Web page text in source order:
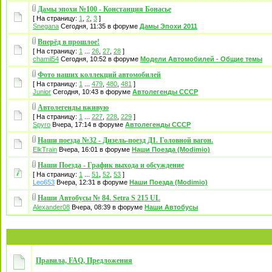
Дамы эпохи №100 - Констанция Бонасье
[ На страницу: 1 2 3 ]
Snegana Сегодня, 11:35 в форуме Дамы Эпохи 2011
Вперёд в прошлое!
[ На страницу: 1 26 27 28 ]
chamil54 Сегодня, 10:52 в форуме Модели Автомобилей - Общие темы
Фото наших коллекций автомобилей
[ На страницу: 1 479 480 481 ]
Junior Сегодня, 10:43 в форуме Автолегенды СССР
Автолегенды вживую
[ На страницу: 1 227 228 229 ]
Spyro Вчера, 17:14 в форуме Автолегенды СССР
Наши поезда №32 - Дизель-поезд Д1. Головной вагон.
ElkTrain Вчера, 16:01 в форуме Наши Поезда (Modimio)
Наши Поезда - График выхода и обсуждение
[ На страницу: 1 51 52 53 ]
Leo653 Вчера, 12:31 в форуме Наши Поезда (Modimio)
Наши Автобусы № 84. Setra S 215 UL
Alexander08 Вчера, 08:39 в форуме Наши Автобусы
Правила, FAQ, Предложения